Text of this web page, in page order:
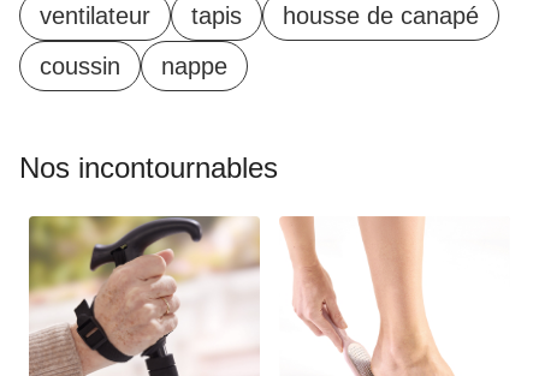
ventilateur tapis
housse de canapé
coussin
nappe
Nos incontournables